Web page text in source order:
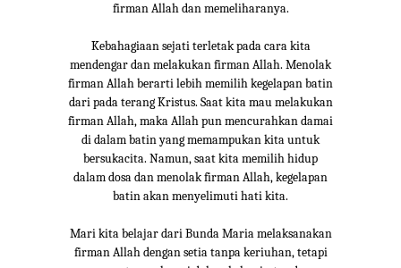
firman Allah dan memeliharanya.
Kebahagiaan sejati terletak pada cara kita
mendengar dan melakukan firman Allah. Menolak
firman Allah berarti lebih memilih kegelapan batin
dari pada terang Kristus. Saat kita mau melakukan
firman Allah, maka Allah pun mencurahkan damai
di dalam batin yang memampukan kita untuk
bersukacita. Namun, saat kita memilih hidup
dalam dosa dan menolak firman Allah, kegelapan
batin akan menyelimuti hati kita.
Mari kita belajar dari Bunda Maria melaksanakan
firman Allah dengan setia tanpa keriuhan, tetapi